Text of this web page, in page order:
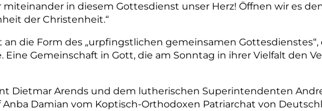
miteinander in diesem Gottesdienst unser Herz! Öffnen wir es
der Christenheit.“
die Form des „urpfingstlichen gemeinsamen Gottesdienstes“,
Eine Gemeinschaft in Gott, die am Sonntag in ihrer Vielfalt den
Dietmar Arends und dem lutherischen Superintendenten
Damian vom Koptisch-­Orthodoxen Patriarchat von